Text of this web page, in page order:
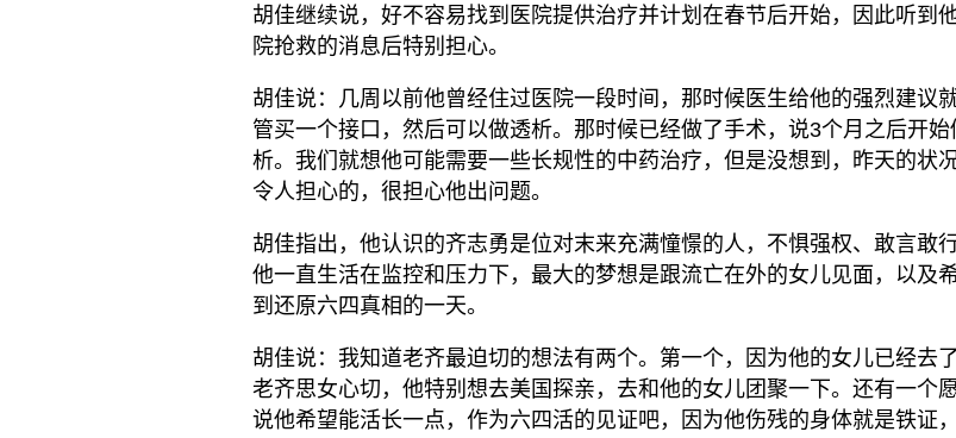
胡佳继续说，好不容易找到医院提供治疗并计划在春节后开始，因此听到
院抢救的消息后特别担心。
胡佳说：几周以前他曾经住过医院一段时间，那时候医生给他的强烈建议
管买一个接口，然后可以做透析。那时候已经做了手术，说3个月之后开始
析。我们就想他可能需要一些长规性的中药治疗，但是没想到，昨天的状
令人担心的，很担心他出问题。
胡佳指出，他认识的齐志勇是位对末来充满憧憬的人，不惧强权、敢言敢
他一直生活在监控和压力下，最大的梦想是跟流亡在外的女儿见面，以及
到还原六四真相的一天。
胡佳说：我知道老齐最迫切的想法有两个。第一个，因为他的女儿已经去了
老齐思女心切，他特别想去美国探亲，去和他的女儿团聚一下。还有一个
说他希望能活长一点，作为六四活的见证吧，因为他伤残的身体就是铁证